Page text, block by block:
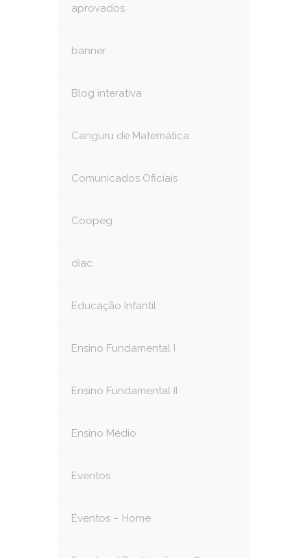
aprovados
banner
Blog interativa
Canguru de Matemática
Comunicados Oficiais
Coopeg
diac
Educação Infantil
Ensino Fundamental I
Ensino Fundamental II
Ensino Médio
Eventos
Eventos – Home